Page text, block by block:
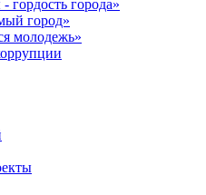
гордость города»
город»
молодежь»